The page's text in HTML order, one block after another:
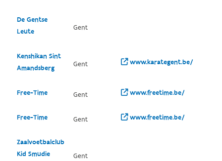
De Gentse
Leute
Gent
Kenshikan Sint
Amandsberg
Gent www.karategent.be/
Free-Time Gent www.freetime.be/
Free-Time Gent www.freetime.be/
Zaalvoetbalclub
Kid Smudie
Gent